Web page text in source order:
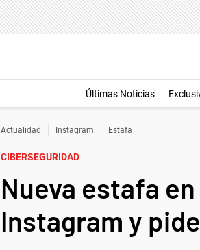
Últimas Noticias
Actualidad Instagram Estafa
CIBERSEGURIDAD
Nueva estafa
Instagram y